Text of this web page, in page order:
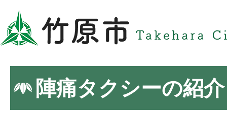
陣痛タクシーの紹介